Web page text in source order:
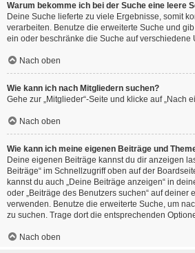
Warum bekomme ich bei der Suche eine leere
Deine Suche lieferte zu viele Ergebnisse, somit
verarbeiten. Benutze die erweiterte Suche und
ein oder beschränke die Suche auf verschiedene
Nach oben
Wie kann ich nach Mitgliedern suchen?
Gehe zur „Mitglieder“-Seite und klicke auf „Nach
Nach oben
Wie kann ich meine eigenen Beiträge und
Deine eigenen Beiträge kannst du dir anzeigen
Beiträge“ im Schnellzugriff oben auf der
kannst du auch „Deine Beiträge anzeigen“ in
oder „Beiträge des Benutzers suchen“ auf deiner
verwenden. Benutze die erweiterte Suche, um
zu suchen. Trage dort die entsprechenden
Nach oben